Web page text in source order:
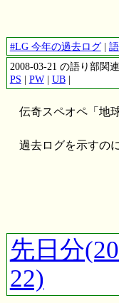
#LG 今年の過去ログ|
2008-03-21 の語り部関
PS | PW| UB|
伝奇スペオペ「地
過去ログを示すの
先日分
22)